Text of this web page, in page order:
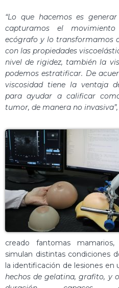
“Lo que hacemos es
capturamos el
ecógrafo y lo transformamos
con las propiedades
nivel de rigidez, también la
podemos estratificar. De
viscosidad tiene la ventaja
para ayudar a calificar
tumor, de manera no invasiva”,
creado fantomas
simulan distintas condiciones
la identificación de lesiones en
hechos de gelatina, grafito, y